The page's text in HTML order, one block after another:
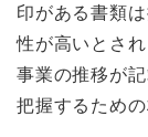
印がある書類
性が高いとさ
事業の推移が
把握するための